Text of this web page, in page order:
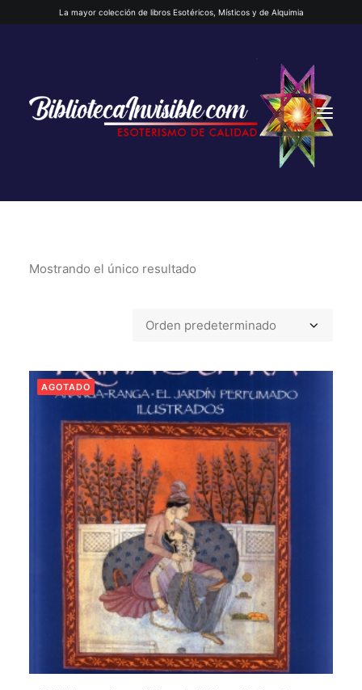
La mayor colección de libros Esotéricos, Místicos y de Alquimia
INICIO
CATEGORÍAS
AUTORES DESTACADOS
GLOSARIO
CONTACTO
LOGIN / REGISTER
CART
Mostrando el único resultado
AGOTADO